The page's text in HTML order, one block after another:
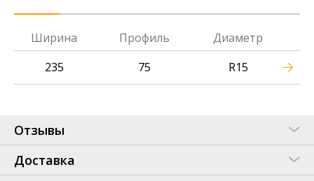
Ширина Профиль
Диаметр
235
75 R15
Отзывы
Доставка